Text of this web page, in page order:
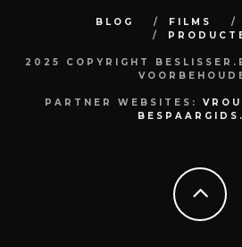
BLOG FILMS
2025 COPYRIGHT
PARTNER WEBSITES: